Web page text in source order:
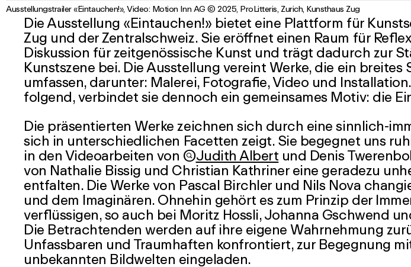
Ausstellungstrailer «Eintauchen!», Video: Motion Inn AG © 2025, ProLitteris, Zurich, Kunsthaus Zug
Die Ausstellung «Eintauchen!» bietet eine Plattform für
Zug und der Zentralschweiz. Sie eröffnet einen Raum für
Diskussion für zeitgenössische Kunst und trägt dadurch zur
Kunstszene bei. Die Ausstellung vereint Werke, die ein breites
umfassen, darunter: Malerei, Fotografie, Video und
folgend, verbindet sie dennoch ein gemeinsames Motiv: die
Die präsentierten Werke zeichnen sich durch eine sinnlich-
sich in unterschiedlichen Facetten zeigt. Sie begegnet uns
in den Videoarbeiten von Judith Albert und Denis
von Nathalie Bissig und Christian Kathriner eine geradezu
entfalten. Die Werke von Pascal Birchler und Nils Nova
und dem Imaginären. Ohnehin gehört es zum Prinzip der
verflüssigen, so auch bei Moritz Hossli, Johanna Gschwend
Die Betrachtenden werden auf ihre eigene Wahrnehmung
Unfassbaren und Traumhaften konfrontiert, zur Begegnung
unbekannten Bildwelten eingeladen.